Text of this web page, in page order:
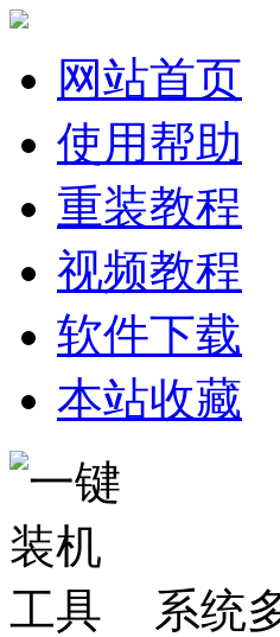
网站首页
使用帮助
重装教程
视频教程
软件下载
本站收藏
系统